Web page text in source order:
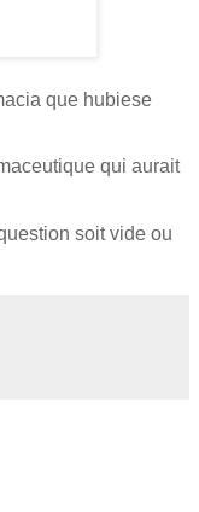
que hubiese
qui aurait
soit vide ou